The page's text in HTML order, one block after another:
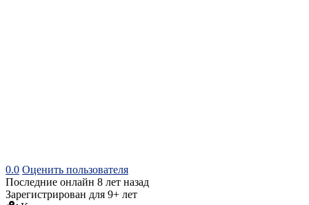
0.0 Оценить пользователя
Последние онлайн 8 лет назад
Зарегистрирован для 9+ лет